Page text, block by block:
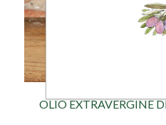
OLIO EXTRAVERGINE